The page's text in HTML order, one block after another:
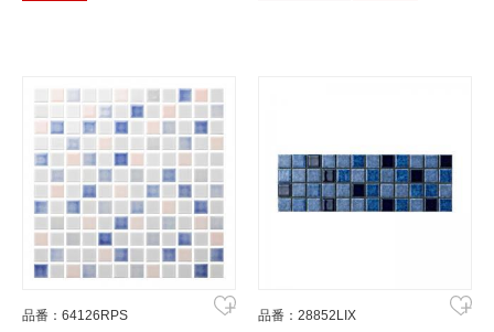
品番：64126RPS
品番：28852LIX